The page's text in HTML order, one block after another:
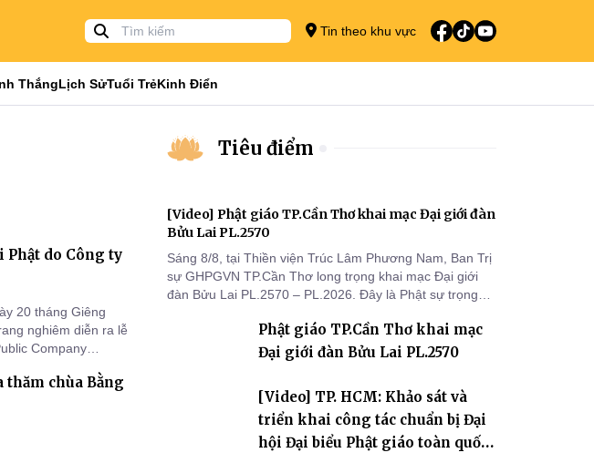
Tin theo khu vực
ThắngLịch SửTuổi TrẻKinh Điển
Phật do Công ty
20 tháng Giêng
nghiêm diễn ra lễ
Company
thăm chùa Bằng
Tiêu điểm
[Video] Phật giáo TP.Cần Thơ khai mạc Đại giới đàn
Bửu Lai PL.2570
Sáng 8/8, tại Thiền viện Trúc Lâm Phương Nam, Ban Trị
sự GHPGVN TP.Cần Thơ long trọng khai mạc Đại giới
đàn Bửu Lai PL.2570 – PL.2026. Đây là Phật sự trọng
của Đại hội Phật giáo thành phố lần thứ I, thể hiện sự
quan tâm đối với công tác truyền giới, đào tạo Tăng tài
Phật giáo TP.Cần Thơ khai mạc
Đại giới đàn Bửu Lai PL.2570
[Video] TP. HCM: Khảo sát và
triển khai công tác chuẩn bị Đại
hội Đại biểu Phật giáo toàn quốc